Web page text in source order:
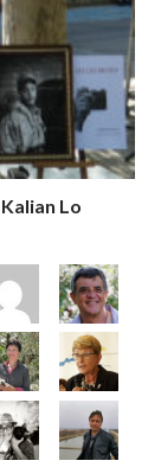
Lo